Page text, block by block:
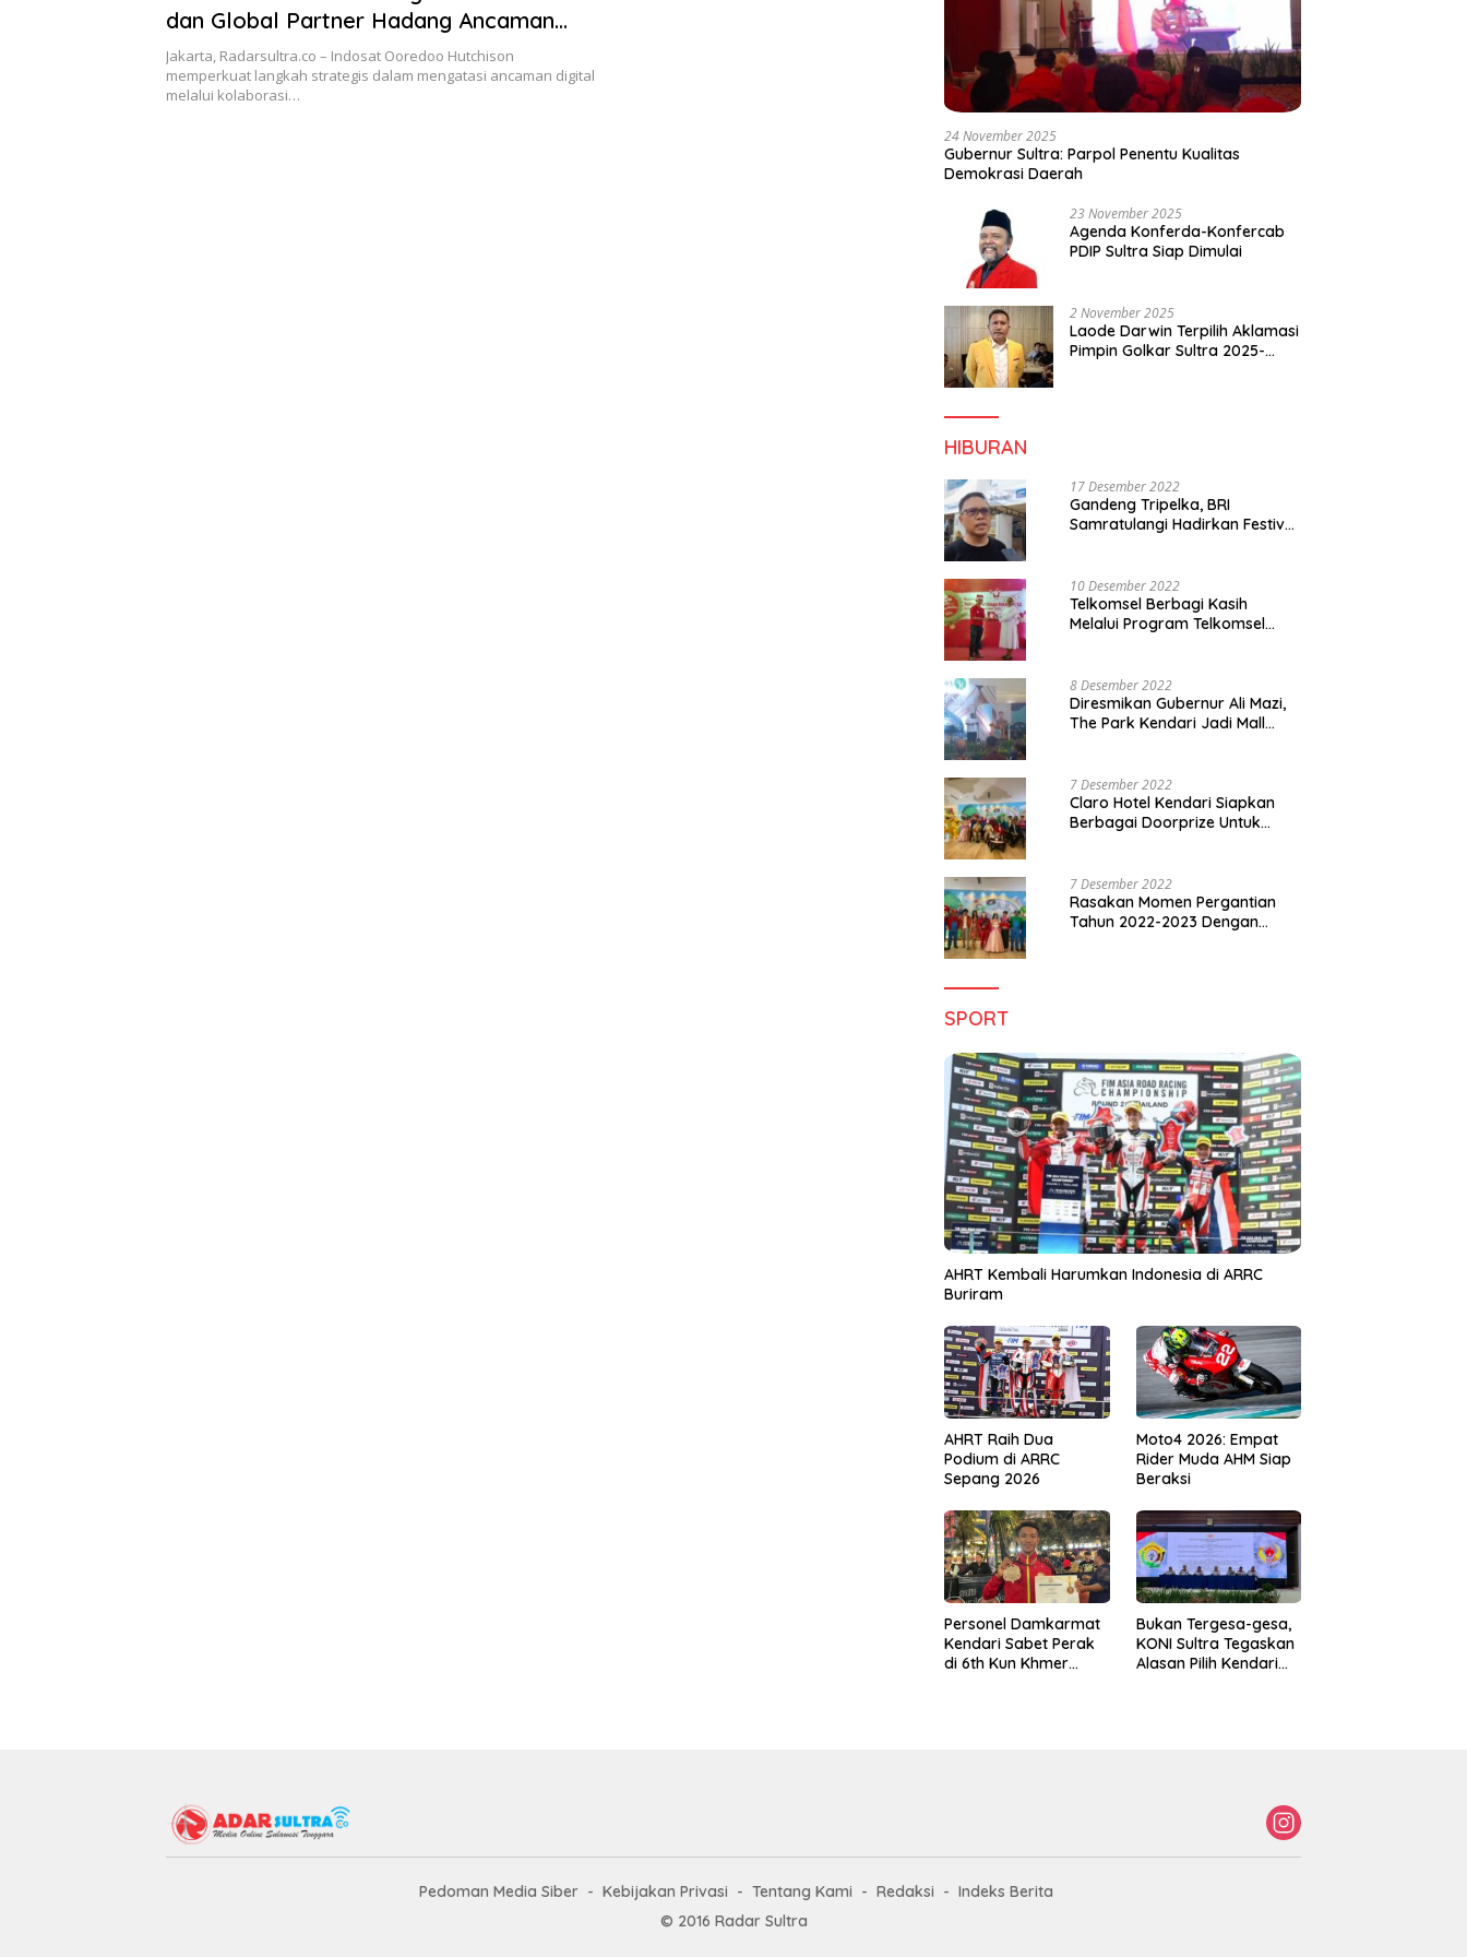
dan Global Partner Hadang Ancaman
Digital
Jakarta, Radarsultra.co – Indosat Ooredoo Hutchison
memperkuat langkah strategis dalam mengatasi ancaman digital
melalui kolaborasi…
24 November 2025
Gubernur Sultra: Parpol Penentu Kualitas
Demokrasi Daerah
23 November 2025
Agenda Konferda-Konfercab
PDIP Sultra Siap Dimulai
2 November 2025
Laode Darwin Terpilih Aklamasi
Pimpin Golkar Sultra 2025-
HIBURAN
17 Desember 2022
Gandeng Tripelka, BRI
Samratulangi Hadirkan Festival
10 Desember 2022
Telkomsel Berbagi Kasih
Melalui Program Telkomsel
8 Desember 2022
Diresmikan Gubernur Ali Mazi,
The Park Kendari Jadi Mall
7 Desember 2022
Claro Hotel Kendari Siapkan
Berbagai Doorprize Untuk
7 Desember 2022
Rasakan Momen Pergantian
Tahun 2022-2023 Dengan
SPORT
AHRT Kembali Harumkan Indonesia di ARRC
Buriram
AHRT Raih Dua
Podium di ARRC
Sepang 2026
Moto4 2026: Empat
Rider Muda AHM Siap
Beraksi
Personel Damkarmat
Kendari Sabet Perak
di 6th Kun Khmer
Bukan Tergesa-gesa,
KONI Sultra Tegaskan
Alasan Pilih Kendari
Pedoman Media Siber Kebijakan Privasi Tentang Kami Redaksi
Indeks Berita
© 2016 Radar Sultra